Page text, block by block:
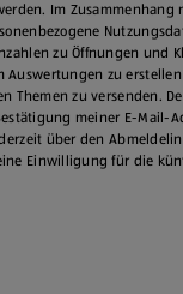
Im Zusammenhang
zu Öffnungen und
Auswertungen zu
Themen zu versenden.
meiner E-Mail-
über den
Einwilligung für die